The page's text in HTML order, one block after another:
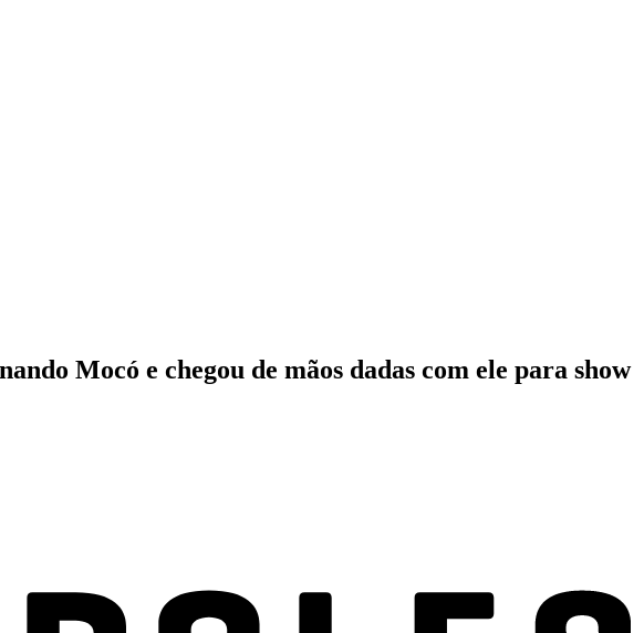
Mocó e chegou de mãos dadas com ele para show